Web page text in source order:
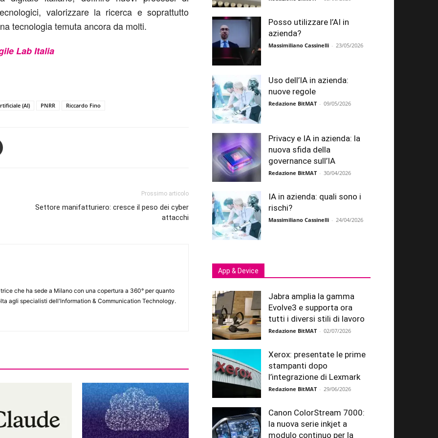
valorizzare la ricerca e soprattutto
tecnologia temuta ancora da molti.
Lab Italia
(AI) PNRR Riccardo Fino
Prossimo articolo
Settore manifatturiero: cresce il peso dei cyber
attacchi
che ha sede a Milano con una copertura a 360° per quanto
agli specialisti dell'lnformation & Communication Technology.
Posso utilizzare l’AI in
azienda?
Massimiliano Cassinelli - 23/05/2026
Uso dell’IA in azienda:
nuove regole
Redazione BitMAT - 09/05/2026
Privacy e IA in azienda: la
nuova sfida della
governance sull’IA
Redazione BitMAT - 30/04/2026
IA in azienda: quali sono i
rischi?
Massimiliano Cassinelli - 24/04/2026
App & Device
Jabra amplia la gamma
Evolve3 e supporta ora
tutti i diversi stili di lavoro
Redazione BitMAT - 02/07/2026
Xerox: presentate le prime
stampanti dopo
l’integrazione di Lexmark
Redazione BitMAT - 29/06/2026
Canon ColorStream 7000:
la nuova serie inkjet a
modulo continuo per la